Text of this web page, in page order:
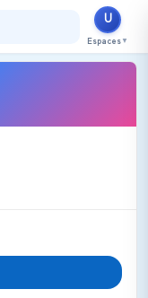
U
Espaces ▼